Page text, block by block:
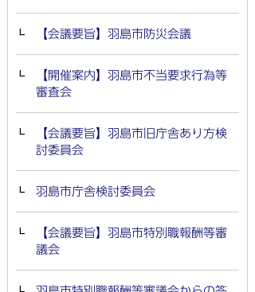
【会議要旨】羽島市防災会議
【開催案内】羽島市不当要求行為等
審査会
【会議要旨】羽島市旧庁舎あり方検
討委員会
羽島市庁舎検討委員会
【会議要旨】羽島市特別職報酬等審
議会